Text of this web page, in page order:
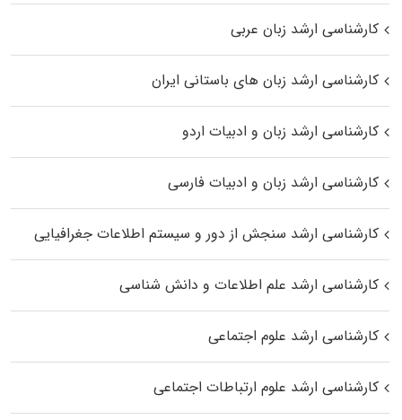
کارشناسی ارشد زبان عربی
کارشناسی ارشد زبان‌ های باستانی ایران
کارشناسی ارشد زبان و ادبیات اردو
کارشناسی ارشد زبان و ادبیات فارسی
کارشناسی ارشد سنجش از دور و سیستم اطلاعات جغرافیایی
کارشناسی ارشد علم اطلاعات و دانش شناسی
کارشناسی ارشد علوم اجتماعی
کارشناسی ارشد علوم ارتباطات اجتماعی